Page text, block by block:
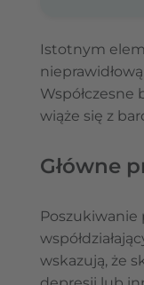
Istotnym
Współczesne
wiąże się z
Główne
Poszukiwanie
wskazują, że